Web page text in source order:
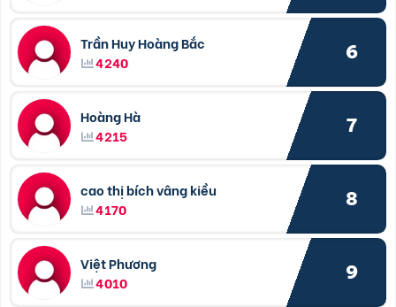
Trần Huy Hoàng Bắc
4240
6
Hoàng Hà
4215
7
cao thị bích vâng kiều
4170
8
Việt Phương
4010
9